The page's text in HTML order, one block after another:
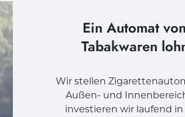
Ein Automat
Tabakwaren
Wir stellen
Außen- und
investieren wir laufend